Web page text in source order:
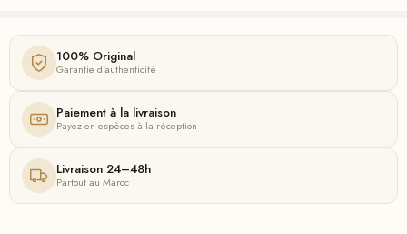
100% Original
Garantie d'authenticité
Paiement à la livraison
Payez en espèces à la réception
Livraison 24–48h
Partout au Maroc